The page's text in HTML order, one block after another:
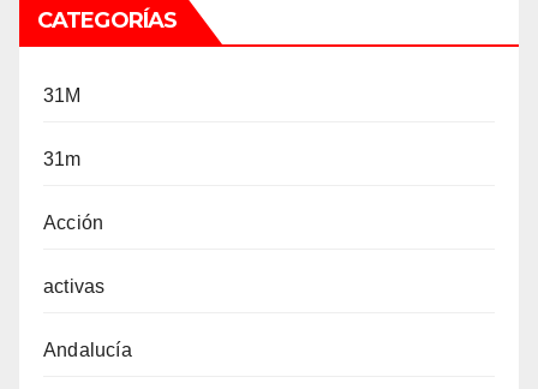
CATEGORÍAS
31M
31m
Acción
activas
Andalucía